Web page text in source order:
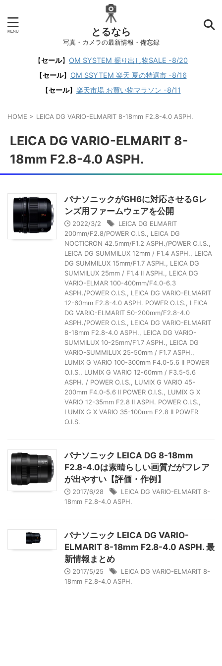
とるなら
写真・カメラの最新情報・備忘録
【セール】 OM SYSTEM 掘り出し物SALE -8/20
【セール】 OM SSYTEM 楽天 夏の特選市 -8/16
【セール】 楽天市場 お買い物マラソン -8/11
HOME > LEICA DG VARIO-ELMARIT 8-18mm F2.8-4.0 ASPH.
LEICA DG VARIO-ELMARIT 8-
18mm F2.8-4.0 ASPH.
パナソニックがGH6に対応させるGレ
ンズ用ファームウェアを公開
2022/3/2
LEICA DG ELMARIT
200mm/F2.8/POWER O.I.S.
LEICA DG
NOCTICRON 42.5mm/F1.2 ASPH./POWER O.I.S.
LEICA DG SUMMILUX 12mm / F1.4 ASPH.
LEICA
DG SUMMILUX 15mm/F1.7 ASPH.
LEICA DG
SUMMILUX 25mm / F1.4 II ASPH.
LEICA DG
VARIO-ELMAR 100-400mm/F4.0-6.3
ASPH./POWER O.I.S.
LEICA DG VARIO-ELMARIT
12-60mm F2.8-4.0 ASPH. POWER O.I.S.
LEICA
DG VARIO-ELMARIT 50-200mm/F2.8-4.0
ASPH./POWER O.I.S.
LEICA DG VARIO-ELMARIT
8-18mm F2.8-4.0 ASPH.
LEICA DG VARIO-
SUMMILUX 10-25mm/F1.7 ASPH.
LEICA DG
VARIO-SUMMILUX 25-50mm / F1.7 ASPH.
LUMIX G VARIO 100-300mm F4.0-5.6 II POWER
O.I.S.
LUMIX G VARIO 12-60mm / F3.5-5.6
ASPH. / POWER O.I.S.
LUMIX G VARIO 45-
200mm F4.0-5.6 II POWER O.I.S.
LUMIX G X
VARIO 12-35mm F2.8 II ASPH. POWER O.I.S.
LUMIX G X VARIO 35-100mm F2.8 II POWER
O.I.S.
パナソニック LEICA DG 8-18mm
F2.8-4.0は素晴らしい画質だがフレア
が出やすい【評価・作例】
2017/6/28
LEICA DG VARIO-ELMARIT 8-
18mm F2.8-4.0 ASPH.
パナソニック LEICA DG VARIO-
ELMARIT 8-18mm F2.8-4.0 ASPH. 最
新情報まとめ
2017/5/25
LEICA DG VARIO-ELMARIT 8-
18mm F2.8-4.0 ASPH.